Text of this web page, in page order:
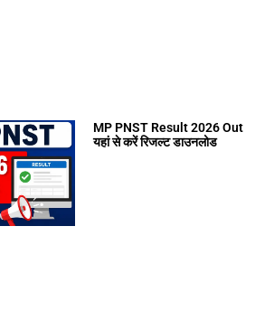
MP PNST Result 2026 Out
यहां से करें रिजल्ट डाउनलोड